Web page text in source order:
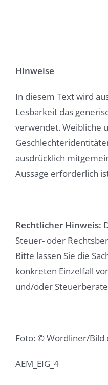
Hinweise
In diesem Text wird
Lesbarkeit das
verwendet. Weibliche
ausdrücklich
Aussage erforderlich
Rechtlicher Hinweis:
Steuer- oder
Bitte lassen Sie die
konkreten Einzelfall
und/oder
Foto: © Wordliner/Bild
AEM_EIG_4